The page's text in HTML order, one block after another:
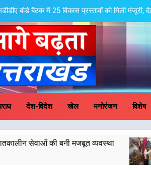
बोर्ड बैठक में 25 विकास प्रस्तावों को मिली मंजूरी,
मुख्यमंत्री धामी के प्रयासों से बनबसा रेलवे स्टेशन
धामी के कुशल नेतृत्व में कांवड़ यात्रा में सुरक्षा,
मुख्यमंत्री धामी के
मुख्यमंत्री धामी के प्रयासों से बनबसा रेलवे स्टेशन
धामी के कुशल नेतृत्व में कांवड़ यात्रा में सुरक्षा,
मुख्यमंत्री धामी के
देश-विदेश खेल मनोरंजन विशेष
व्यवस्था मुख्यमंत्री धामी
4 August 2026